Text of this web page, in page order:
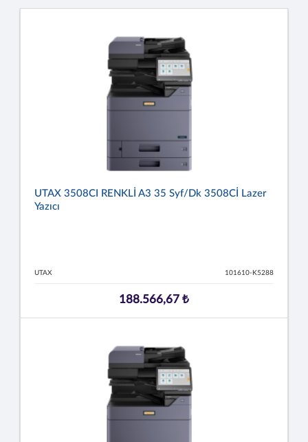
UTAX 3508CI RENKLİ A3 35 Syf/dk 3508Cİ Lazer
Yazıcı
UTAX 101610-K5288
188.566,67 ₺